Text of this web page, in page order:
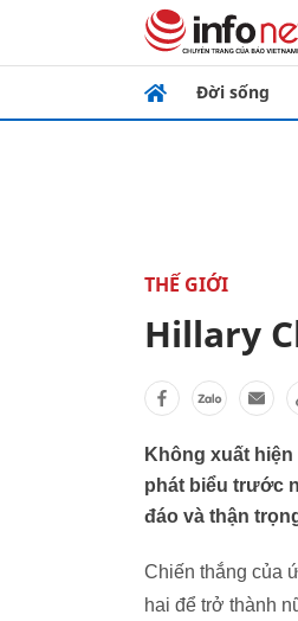
Đời sống
THẾ GIỚI
Hillary
Không xuất
phát biểu trước
đáo và thận
Chiến thắng của
hai để trở thành